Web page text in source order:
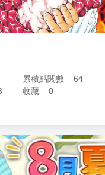
累積點閱數
64
收藏 0